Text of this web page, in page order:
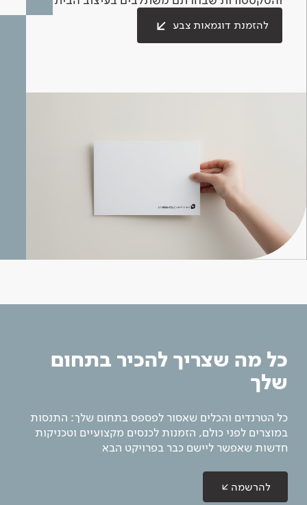
להזמנת דוגמאות צבע
כל מה שצריך להכיר בתחום
שלך
כל הטרנדים והכלים שאסור לפספס בתחום שלך: התנסות
במוצרים לפני כולם, הזמנות לכנסים מקצועיים וטכניקות
חדשות שאפשר ליישם כבר בפרויקט הבא
להרשמה